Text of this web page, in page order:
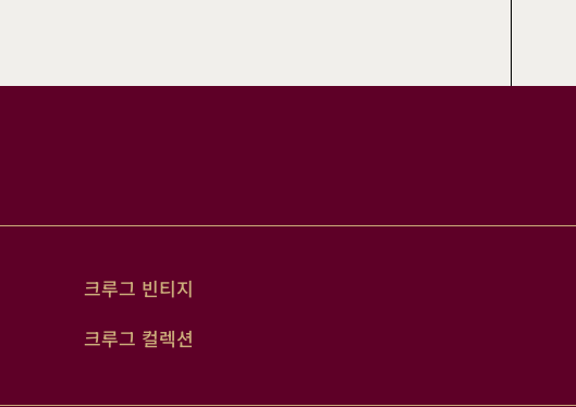
크루그 빈티지
크루그 컬렉션